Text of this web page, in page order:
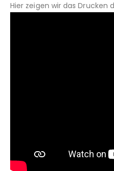
Hier zeigen wir das